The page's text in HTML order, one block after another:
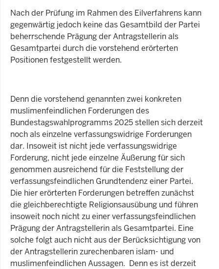
Nach der Prüfung im Rahmen des Eilverfahrens kann
gegenwärtig jedoch keine das Gesamtbild der Partei
beherrschende Prägung der Antragstellerin als
Gesamtpartei durch die vorstehend erörterten
Positionen festgestellt werden.
Denn die vorstehend genannten zwei konkreten
muslimenfeindlichen Forderungen des
Bundestagswahlprogramms 2025 stellen sich derzeit
noch als einzelne verfassungswidrige Forderungen
dar. Insoweit ist nicht jede verfassungswidrige
Forderung, nicht jede einzelne Äußerung für sich
genommen ausreichend für die Feststellung der
verfassungsfeindlichen Grundtendenz einer Partei.
Die hier erörterten Forderungen betreffen zunächst
die gleichberechtigte Religionsausübung und führen
insoweit noch nicht zu einer verfassungsfeindlichen
Prägung der Antragstellerin als Gesamtpartei. Eine
solche folgt auch nicht aus der Berücksichtigung von
der Antragstellerin zurechenbaren islam- und
muslimenfeindlichen Aussagen. Denn es ist derzeit